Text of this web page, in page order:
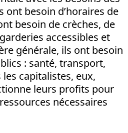
ont besoin d’horaires de
besoin de crèches, de
accessibles et
générale, ils ont besoin
: santé, transport,
capitalistes, eux,
leurs profits pour
nécessaires